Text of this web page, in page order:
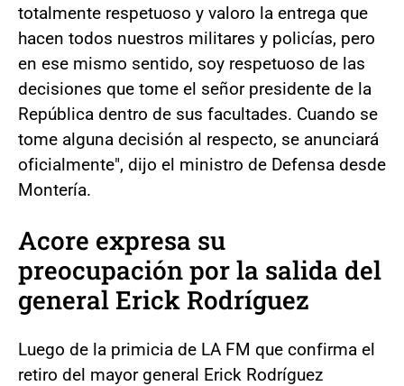
totalmente respetuoso y valoro la entrega que
hacen todos nuestros militares y policías, pero
en ese mismo sentido, soy respetuoso de las
decisiones que tome el señor presidente de la
República dentro de sus facultades. Cuando se
tome alguna decisión al respecto, se anunciará
oficialmente", dijo el ministro de Defensa desde
Montería.
Acore expresa su
preocupación por la salida del
general Erick Rodríguez
Luego de la primicia de LA FM que confirma el
retiro del mayor general Erick Rodríguez